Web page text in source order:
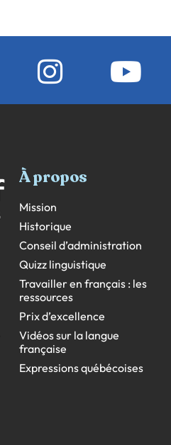
À propos
Mission
Historique
Conseil d’administration
Quizz linguistique
Travailler en français : les
ressources
Prix d’excellence
Vidéos sur la langue
française
Expressions québécoises